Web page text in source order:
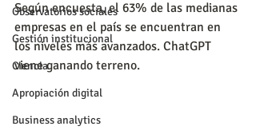
Observatorios sociales
Gestión institucional
Ciencia
Apropiación digital
Business analytics
Según encuesta, el 63% de las medianas
empresas en el país se encuentran en
los niveles más avanzados. ChatGPT
viene ganando terreno.